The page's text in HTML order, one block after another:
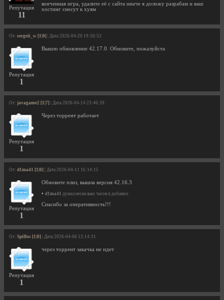
Репутация
11
конченная игра, удалите её с сайта иначе я доложу разрабам и ваш
хостинг снесут к хуям
От: sergeii_w [1|0] | Дата 2026-04-20 19:56:53
Репутация
1
Вышло обновление 42.17.0. Обновите, пожалуйста
От: javagame2 [1|7] | Дата 2026-04-14 23:46:39
Репутация
1
Через торрент работает
От: d1ma41 [1|0] | Дата 2026-04-11 16:14:15
Репутация
1
Обновите плиз, вышла версия 42.16.3
• d1ma41 думал несколько часов и добавил:
Спасибо за оперативность!!!
От: Spiffos [1|0] | Дата 2026-04-06 13:14:31
Репутация
1
через торрент закачка не идет